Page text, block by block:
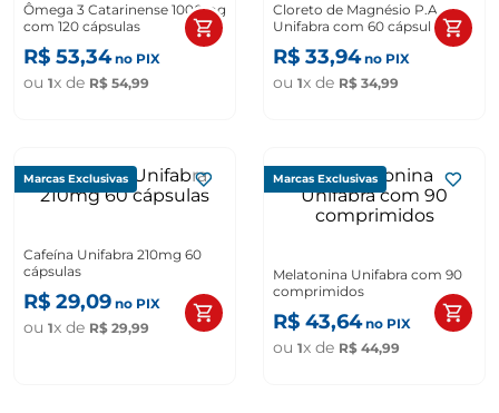
Ômega 3 Catarinense 1000mg
com 120 cápsulas
R$ 53,34no PIX
ou 1x de R$ 54,99
Cloreto de Magnésio P.A
Unifabra com 60 cápsulas
R$ 33,94no PIX
ou 1x de R$ 34,99
Marcas Exclusivas
Cafeína Unifabra 210mg 60
cápsulas
R$ 29,09 no PIX
ou 1x de R$ 29,99
Marcas Exclusivas
Melatonina Unifabra com 90
comprimidos
R$ 43,64no PIX
ou 1x de R$ 44,99